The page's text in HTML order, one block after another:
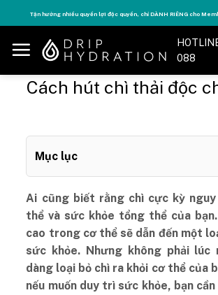
to
content
Tận hưởng nhiều quyền lợi độc quyền, chỉ DÀNH RIÊNG cho
088
Cách hút chì thải độc
Mục lục
Ai cũng biết rằng chì cực kỳ nguy
thể và sức khỏe tổng thể của
cao trong cơ thể sẽ dẫn đến một
sức khỏe. Nhưng không phải lúc
dàng loại bỏ chì ra khỏi cơ thể của
nếu muốn duy trì sức khỏe, bạn